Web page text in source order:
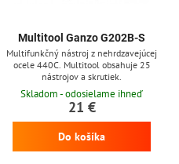
Multitool Ganzo G202B-S
Multifunkčný nástroj z nehrdzavejúcej
ocele 440C. Multitool obsahuje 25
nástrojov a skrutiek.
Skladom - odosielame ihneď
21 €
Do košíka